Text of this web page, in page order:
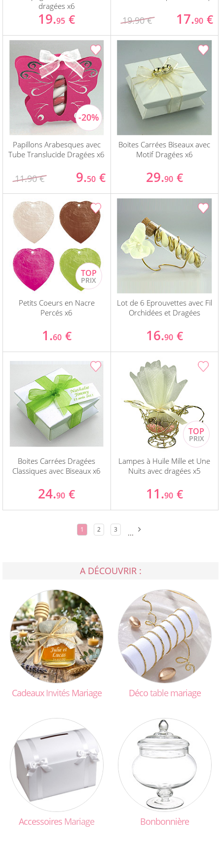
dragées x6
19.95 € 19.90 € 17.90 €
Papillons Arabesques avec
Tube Translucide Dragées x6
11.90 € 9.50 €
Boites Carrées Biseaux avec
Motif Dragées x6
29.90 €
Petits Coeurs en Nacre
Percés x6
1.60 €
Lot de 6 Eprouvettes avec Fil
Orchidées et Dragées
16.90 €
Boites Carrées Dragées
Classiques avec Biseaux x6
24.90 €
Lampes à Huile Mille et Une
Nuits avec dragées x5
11.90 €
1 2 3 ...
A DÉCOUVRIR :
CadeauxInvitésMariage Décotablemariage
Accessoires Mariage Bonbonnière